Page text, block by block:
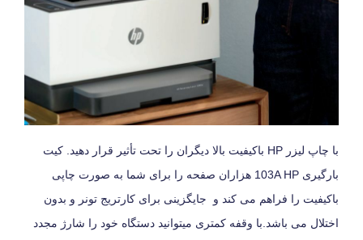
با چاپ لیزر HP باکیفیت بالا دیگران را تحت تأثیر قرار دهید. کیت
بارگیری 103A HP هزاران صفحه را برای شما به صورت چاپی
باکیفیت را فراهم می کند و جایگزینی برای کارتریج تونر و بدون
اختلال می باشد.با وقفه کمتری میتوانید دستگاه خود را شارژ مجدد